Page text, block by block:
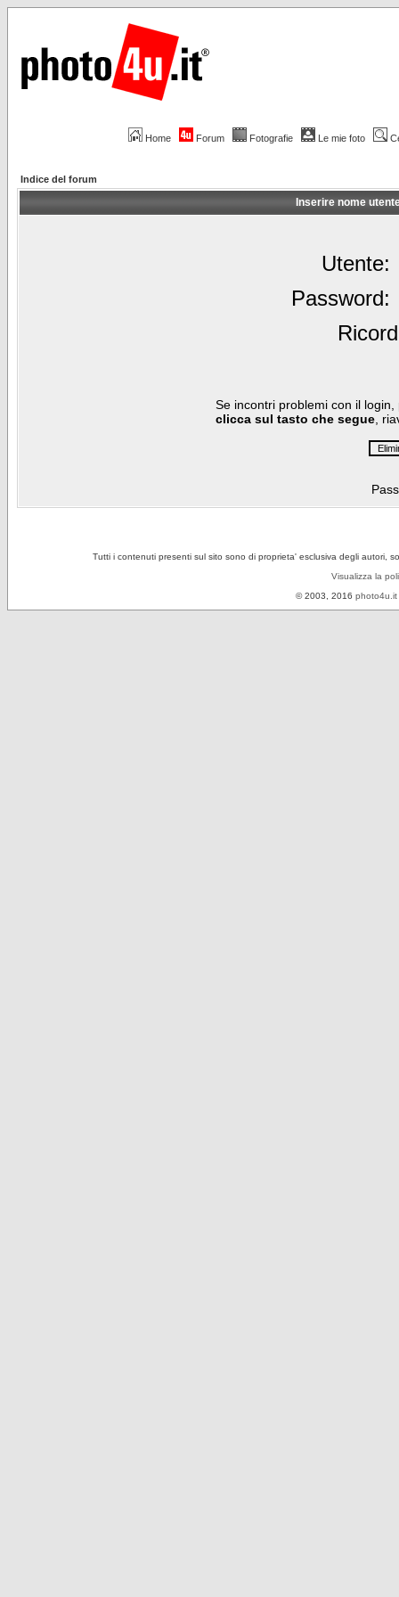
Home Forum Fotografie Le mie foto
Indice del forum
Inserire nome
Utente:
Password:
Se incontri problemi con il
clicca sul tasto che segue ,
Tutti i contenuti presenti sul sito sono di proprieta' esclusiva degli autori,
Visualizza la
© 2003, 2016 photo4u.it